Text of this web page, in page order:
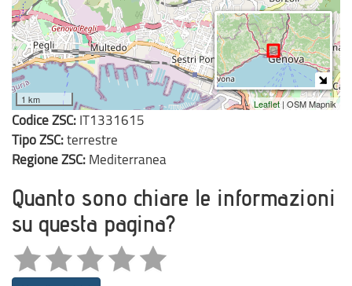
1 km Leaflet| OSM Mapnik
Codice ZSC: IT1331615
Tipo ZSC:terrestre
Regione ZSC: Mediterranea
Quanto sono chiare le informazioni
su questa pagina?